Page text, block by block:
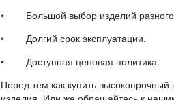
• Большой выбор изделий
• Долгий срок эксплуатации.
• Доступная ценовая политика.
Перед тем как купить высокопрочный